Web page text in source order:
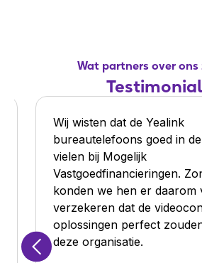
Wat partners over ons
Wij wisten dat de Yealink
bureautelefoons goed in
vielen bij Mogelijk
Vastgoedfinancieringen.
konden we hen er daarom
verzekeren dat de
oplossingen perfect
deze organisatie.